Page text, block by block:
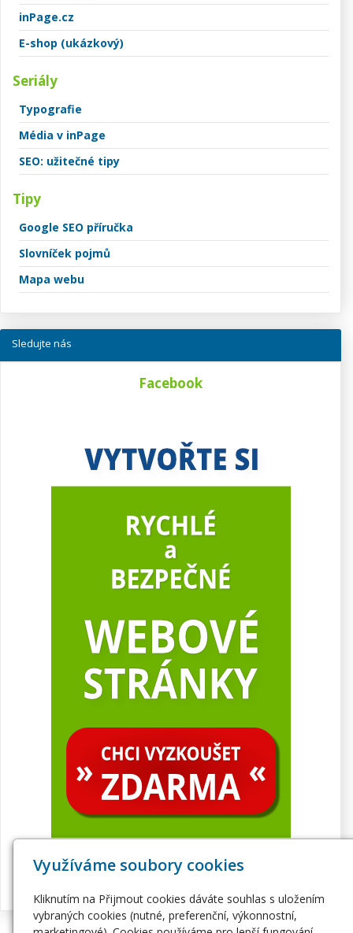
inPage.cz
E-shop (ukázkový)
Seriály
Typografie
Média v inPage
SEO: užitečné tipy
Tipy
Google SEO příručka
Slovníček pojmů
Mapa webu
Sledujte nás
Facebook
Využíváme soubory cookies
Kliknutím na Přijmout cookies dáváte souhlas s uložením
vybraných cookies (nutné, preferenční, výkonnostní,